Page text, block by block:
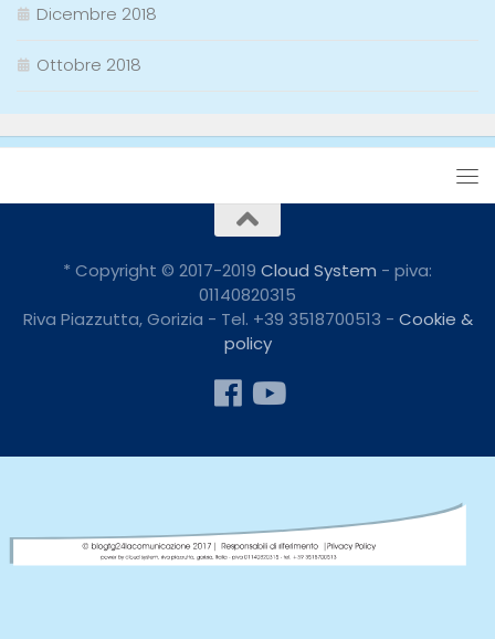
Dicembre 2018
Ottobre 2018
* Copyright © 2017-2019 Cloud System - piva:
01140820315
Riva Piazzutta, Gorizia - Tel. +39 3518700513 - Cookie &
policy